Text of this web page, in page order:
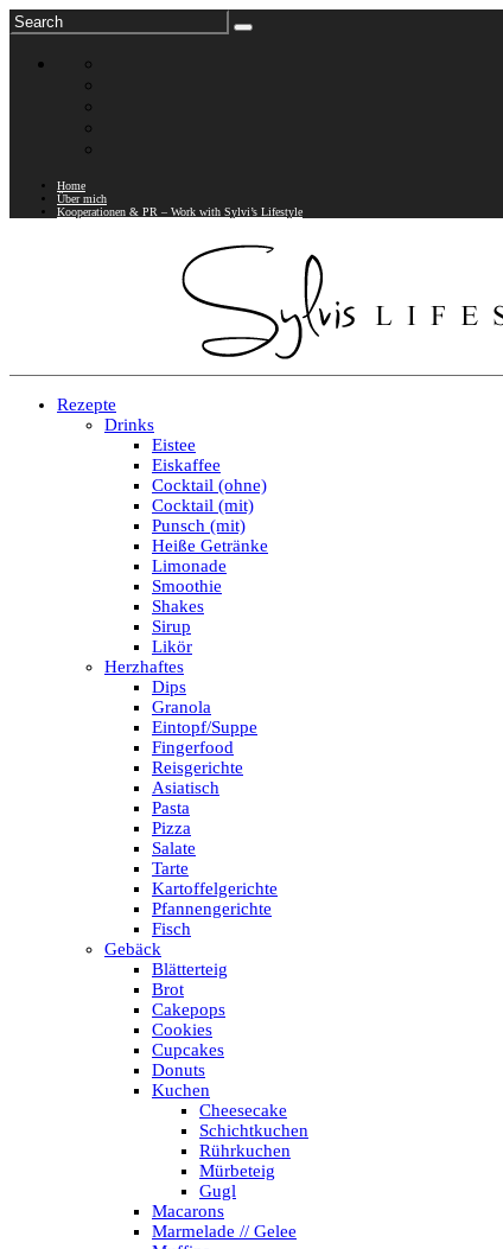
Home
Über mich
Kooperationen & PR – Work with Sylvi’s Lifestyle
Rezepte
Drinks
Eistee
Eiskaffee
Cocktail (ohne)
Cocktail (mit)
Punsch (mit)
Heiße Getränke
Limonade
Smoothie
Shakes
Sirup
Likör
Herzhaftes
Dips
Granola
Eintopf/Suppe
Fingerfood
Reisgerichte
Asiatisch
Pasta
Pizza
Salate
Tarte
Kartoffelgerichte
Pfannengerichte
Fisch
Gebäck
Blätterteig
Brot
Cakepops
Cookies
Cupcakes
Donuts
Kuchen
Cheesecake
Schichtkuchen
Rührkuchen
Mürbeteig
Gugl
Macarons
Marmelade // Gelee